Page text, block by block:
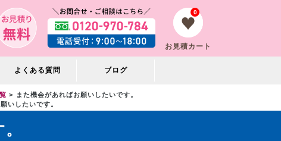
0
お見積カート
よくある質問 ブログ
また機会があればお願いしたいです。
いしたいです。